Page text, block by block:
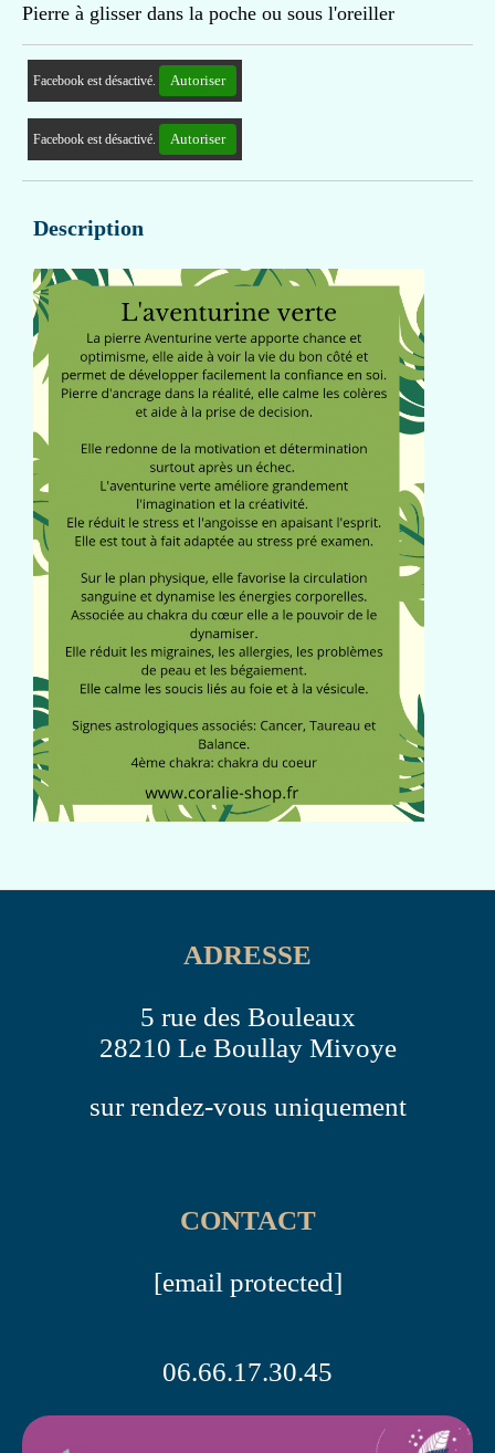
Pierre à glisser dans la poche ou sous l'oreiller
Facebook est désactivé. Autoriser
Facebook est désactivé. Autoriser
Description
ADRESSE
5 rue des Bouleaux
28210 Le Boullay Mivoye
sur rendez-vous uniquement
CONTACT
[email protected]
06.66.17.30.45